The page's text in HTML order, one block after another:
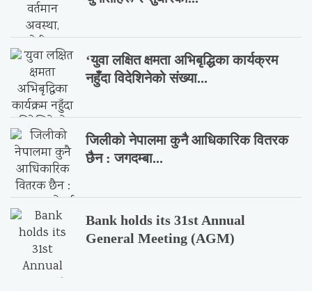
‘युवा लक्षित क्षमता अभिबृद्धिका कार्यक्रम
नहुँदा विदेशिनेको संख्या...
जिलीको नेपालमा कुनै आधिकारिक वितरक
छैन : जगदम्बा...
Bank holds its 31st Annual
General Meeting (AGM)